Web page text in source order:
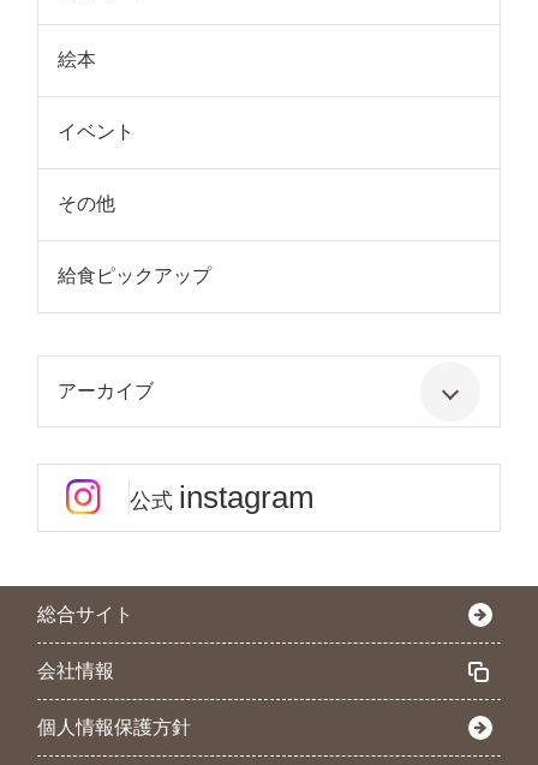
絵本
イベント
その他
給食ピックアップ
アーカイブ
公式 instagram
総合サイト
会社情報
個人情報保護方針